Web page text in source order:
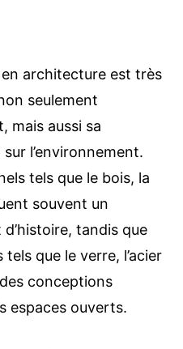
architecture est très
seulement
mais aussi sa
l’environnement.
tels que le bois, la
souvent un
tandis que
que le verre, l’acier
conceptions
espaces ouverts.